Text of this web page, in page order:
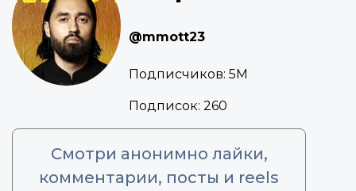
@mmott23
Подписчиков: 5M
Подписок: 260
Смотри анонимно лайки,
комментарии, посты и reels